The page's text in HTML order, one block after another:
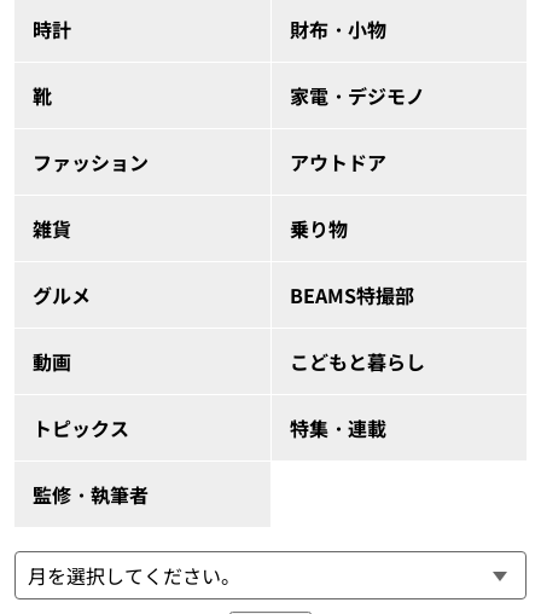
時計 財布・小物
靴 家電・デジモノ
ファッション アウトドア
雑貨 乗り物
グルメ BEAMS特撮部
動画 こどもと暮らし
トピックス 特集・連載
監修・執筆者